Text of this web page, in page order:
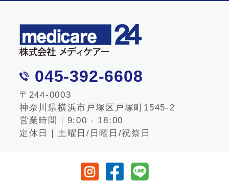
045-392-6608
〒244-0003
神奈川県横浜市戸塚区戸塚町1545-2
営業時間｜9:00 - 18:00
定休日｜土曜日/日曜日/祝祭日